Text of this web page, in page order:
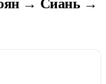
→ Сиань →